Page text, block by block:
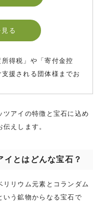
る
得税」や「寄付金控
援される団体様までお
アイの特徴と宝石に込め
えします。
イとはどんな宝石？
リウム元素とコランダム
いう鉱物からなる宝石で